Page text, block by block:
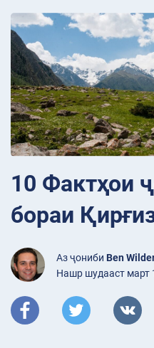
10 Фактҳои
бораи
Аз ҷониби Ben
Нашр шудааст март